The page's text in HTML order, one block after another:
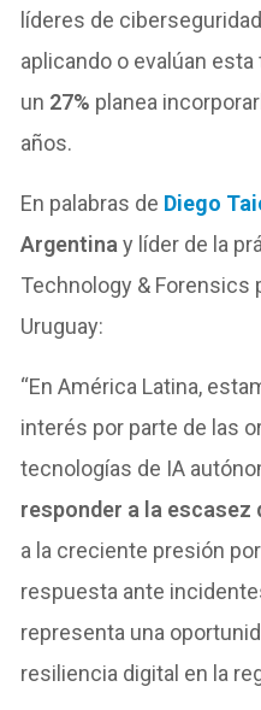
líderes de
aplicando o evalúan
un 27% planea
años.
En palabras de Diego
Argentinay líder de la
Technology & Forensics
Uruguay:
“En América Latina,
interés por parte de las
tecnologías de IA
responder a la
a la creciente presión
respuesta ante
representa una
resiliencia digital en la